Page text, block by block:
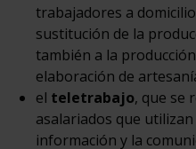
trabajadores a
sustitución de la
también a la
elaboración de
el teletrabajo, que se
asalariados que
información y la